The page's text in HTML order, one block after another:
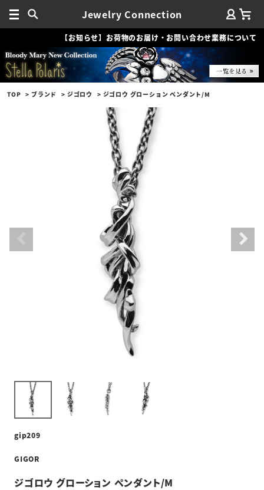
Jewelry Connection
【お知らせ】お荷物のお届け・お問い合わせ業務について
TOP ブランド ジゴロウ ジゴロウ グローション ペンダント/M
gip209
GIGOR
ジゴロウ グローション ペンダント/M